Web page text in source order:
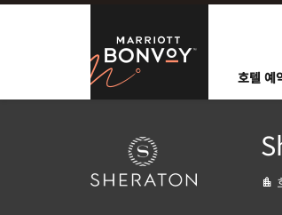
Skip to Content
호텔 예